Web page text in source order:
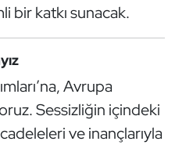
bir katkı sunacak.
Avrupa
Sessizliğin içindeki
ve inançlarıyla